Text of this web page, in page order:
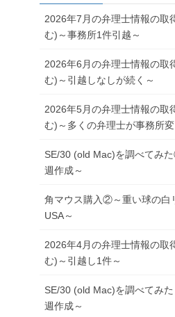
2026年7月の弁理士情報の取
む)～事務所1件引越～
2026年6月の弁理士情報の取
む)～引越しなしが続く～
2026年5月の弁理士情報の取
む)～多くの弁理士が事務所変
SE/30 (old Mac)を調べてみ
週作成～
角マウス購入②～重い球の白
USA～
2026年4月の弁理士情報の取
む)～引越し1件～
SE/30 (old Mac)を調べてみ
週作成～